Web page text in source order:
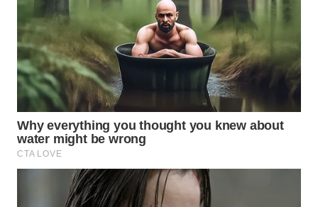
WAHANA
OTOMOTIF
WAHANA
HEALTH
WAHANA
DESA
WISATA
WAHANA